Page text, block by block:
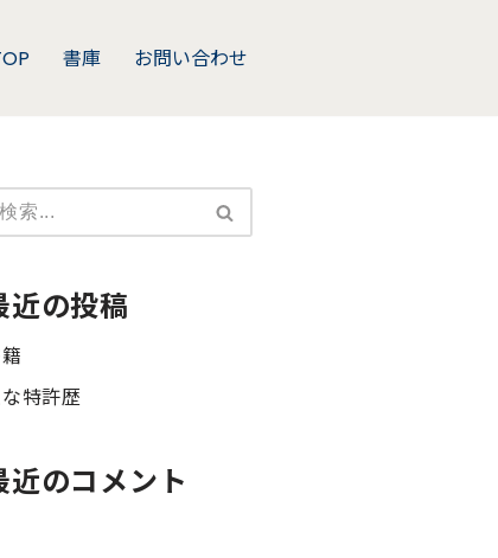
書庫 お問い合わせ
近の投稿
特許歴
近のコメント